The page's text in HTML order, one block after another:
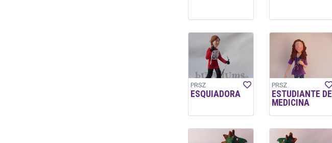
PRSZ
ESQUIADORA
PRSZ
ESTUDIANTE DE
MEDICINA